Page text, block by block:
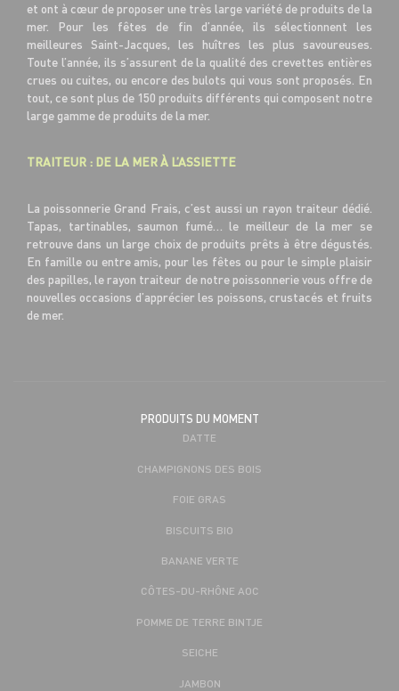
et ont à cœur de proposer une très large variété de produits de la
mer. Pour les fêtes de fin d’année, ils sélectionnent les
meilleures Saint-Jacques, les huîtres les plus savoureuses.
Toute l’année, ils s’assurent de la qualité des crevettes entières
crues ou cuites, ou encore des bulots qui vous sont proposés. En
tout, ce sont plus de 150 produits différents qui composent notre
large gamme de produits de la mer.
TRAITEUR : DE LA MER À L’ASSIETTE
La poissonnerie Grand Frais, c’est aussi un rayon traiteur dédié.
Tapas, tartinables, saumon fumé… le meilleur de la mer se
retrouve dans un large choix de produits prêts à être dégustés.
En famille ou entre amis, pour les fêtes ou pour le simple plaisir
des papilles, le rayon traiteur de notre poissonnerie vous offre de
nouvelles occasions d’apprécier les poissons, crustacés et fruits
de mer.
PRODUITS DU MOMENT
DATTE
CHAMPIGNONS DES BOIS
FOIE GRAS
BISCUITS BIO
BANANE VERTE
CÔTES-DU-RHÔNE AOC
POMME DE TERRE BINTJE
SEICHE
JAMBON